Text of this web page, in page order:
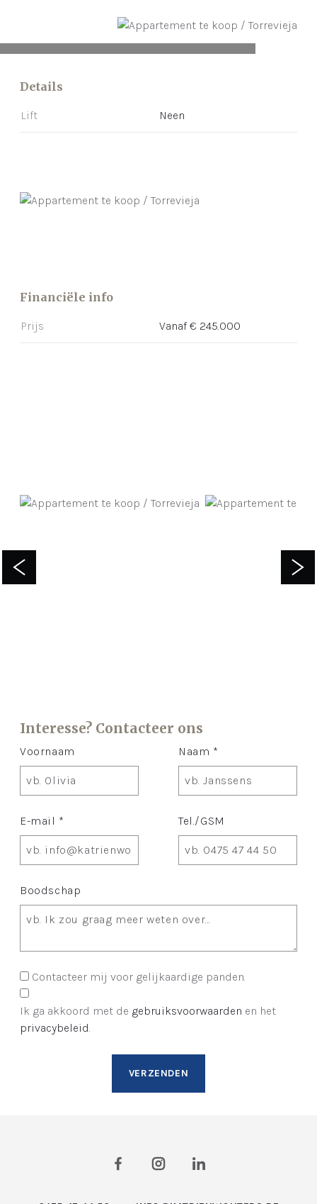
Details
Lift Neen
Financiële info
Prijs Vanaf € 245.000
Interesse? Contacteer ons
Voornaam Naam *
E-mail * Tel./GSM
Boodschap
Contacteer mij voor gelijkaardige panden.
Ik ga akkoord met de gebruiksvoorwaarden en het
privacybeleid.
VERZENDEN